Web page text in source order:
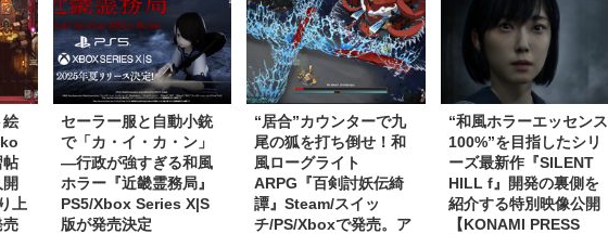
絵
帖
上
売
セーラー服と自動小銃
で「カ・イ・カ・ン」
―行政が強すぎる和風
ホラー『近畿霊務局』
PS5/Xbox Series X|S
版が発売決定
“居合”カウンターで九
尾の狐を打ち倒せ！和
風ローグライト
ARPG『百剣討妖伝綺
譚』Steam/スイッ
チ/PS/Xboxで発売。ア
“和風ホラーエッセンス
100%”を目指したシリ
ーズ最新作『SILENT
HILL f』開発の裏側を
紹介する特別映像公開
【KONAMI PRESS